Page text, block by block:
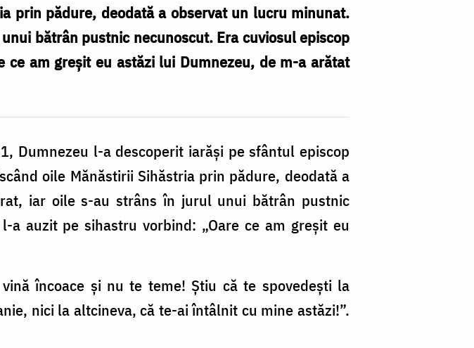
prin pădure, deodată a observat un lucru minunat.
bătrân pustnic necunoscut. Era cuviosul episcop
am greşit eu astăzi lui Dumnezeu, de m-a arătat
Dumnezeu l-a descoperit iarăşi pe sfântul episcop
oile Mănăstirii Sihăstria prin pădure, deodată a
iar oile s-au strâns în jurul unui bătrân pustnic
auzit pe sihastru vorbind: „Oare ce am greşit eu
încoace şi nu te teme! Ştiu că te spovedeşti la
nici la altcineva, că te-ai întâlnit cu mine astăzi!”.